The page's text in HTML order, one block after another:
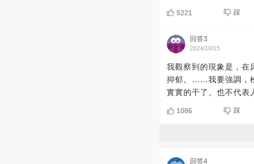
5221 踩
回答3
2024/10/15
我觀察到的現象是，在
抑郁。……我要強調，
實實的干了。也不代表
1086 踩
回答4